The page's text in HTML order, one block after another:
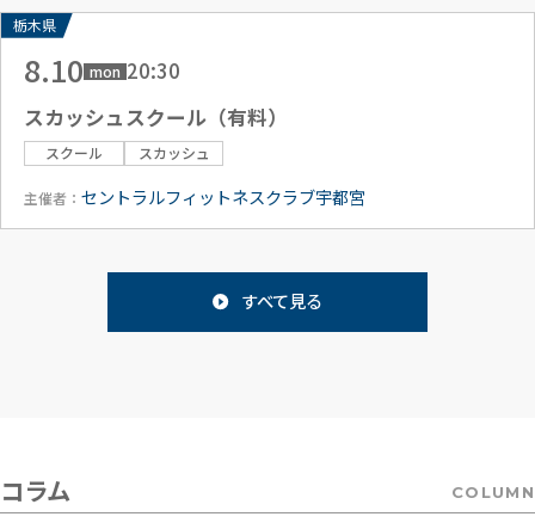
栃木県
8.10 mon 20:30
スカッシュスクール（有料）
スクール スカッシュ
主催者：セントラルフィットネスクラブ宇都宮
すべて見る
コラム COLUMN